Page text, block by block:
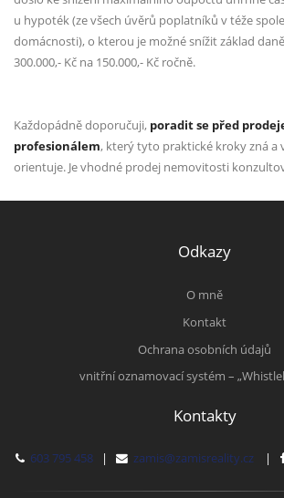
u hypoték (ze všech úvěrů poplatníků v téže
domácnosti), o kterou je možné snížit základ
300.000,- Kč na 150.000,- Kč ročně.
Každopádně doporučuji, poradit se před
profesionálem, který tyto praktické kroky zná a
orientuje. Je vhodné prodej nemovitosti
Odkazy
O mně
Kontakt
Ochrana osobních údajů
vnitřní oznamovací systém –
Kontakty
603 795 458| zamis@zamisreality.cz|